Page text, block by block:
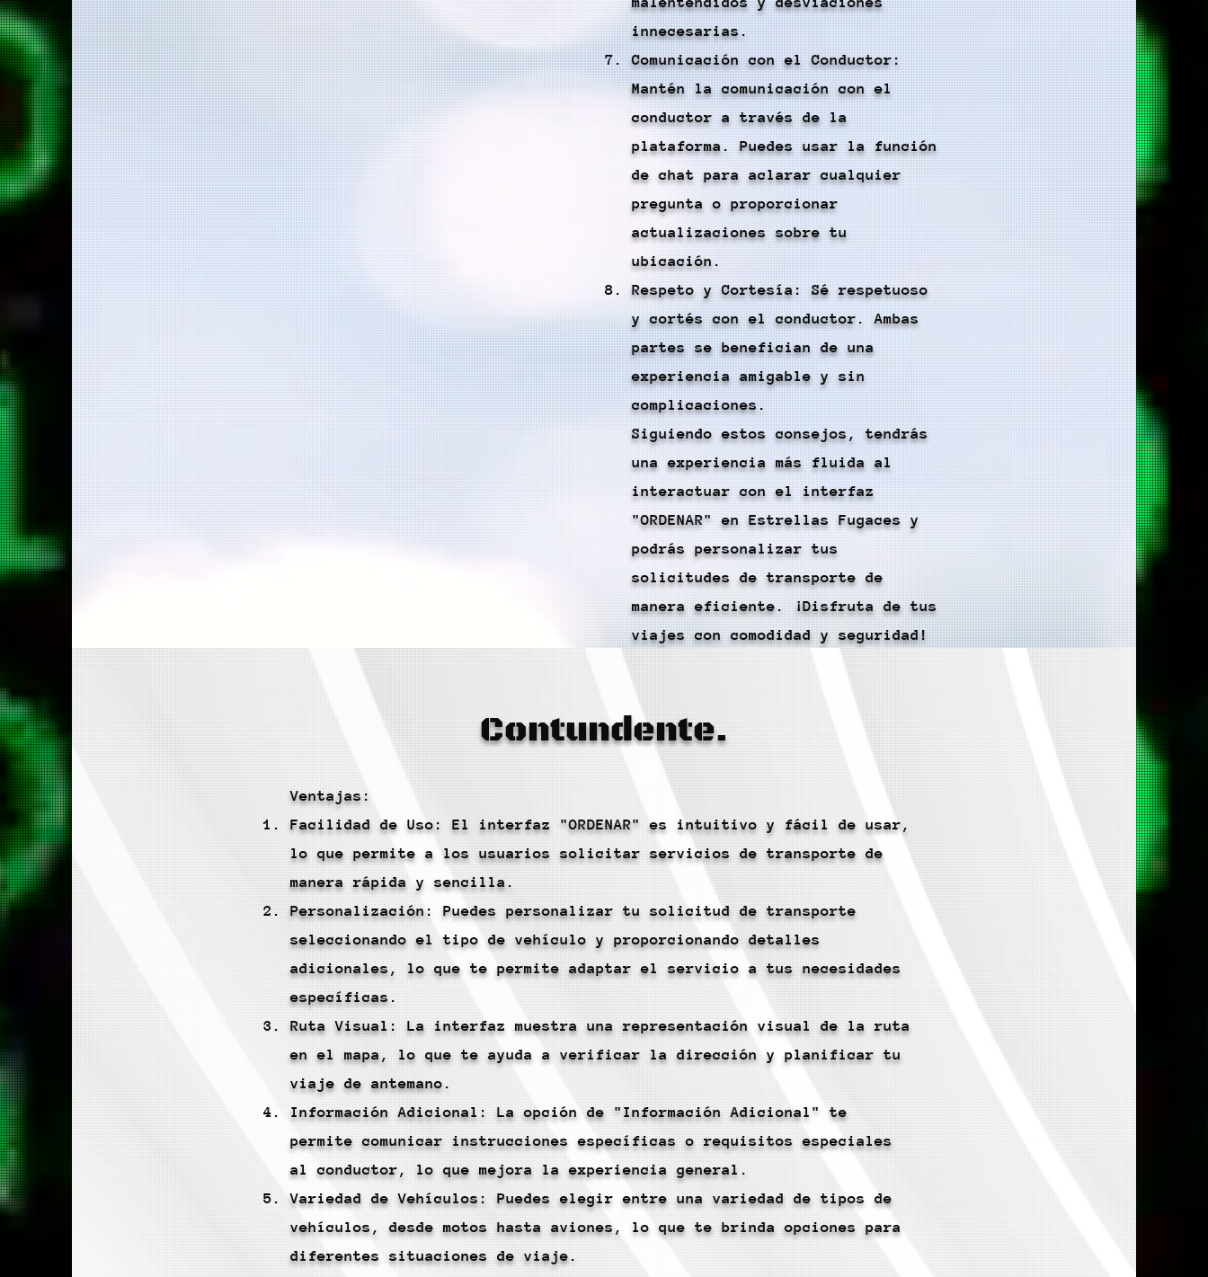
innecesarias.
Comunicación con el Conductor:
Mantén la comunicación con el
conductor a través de la
plataforma. Puedes usar la función
de chat para aclarar cualquier
pregunta o proporcionar
actualizaciones sobre tu
ubicación.
Respeto y Cortesía: Sé respetuoso
y cortés con el conductor. Ambas
partes se benefician de una
experiencia amigable y sin
complicaciones.
Siguiendo estos consejos, tendrás
una experiencia más fluida al
interactuar con el interfaz
"ORDENAR" en Estrellas Fugaces y
podrás personalizar tus
solicitudes de transporte de
manera eficiente. ¡Disfruta de tus
viajes con comodidad y seguridad!
Contundente.
Ventajas:
Facilidad de Uso: El interfaz "ORDENAR" es intuitivo y fácil de usar,
lo que permite a los usuarios solicitar servicios de transporte de
manera rápida y sencilla.
Personalización: Puedes personalizar tu solicitud de transporte
seleccionando el tipo de vehículo y proporcionando detalles
adicionales, lo que te permite adaptar el servicio a tus necesidades
específicas.
Ruta Visual: La interfaz muestra una representación visual de la ruta
en el mapa, lo que te ayuda a verificar la dirección y planificar tu
viaje de antemano.
Información Adicional: La opción de "Información Adicional" te
permite comunicar instrucciones específicas o requisitos especiales
al conductor, lo que mejora la experiencia general.
Variedad de Vehículos: Puedes elegir entre una variedad de tipos de
vehículos, desde motos hasta aviones, lo que te brinda opciones para
diferentes situaciones de viaje.